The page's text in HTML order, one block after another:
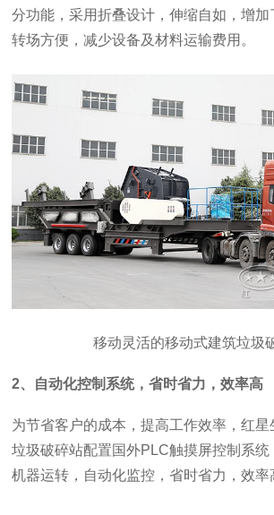
分功能，采用折叠设计，伸缩自如，增加
转场方便，减少设备及材料运输费用。
移动灵活的移动式建筑垃圾
2、自动化控制系统，省时省力，效率高
为节省客户的成本，提高工作效率，红
垃圾破碎站配置国外PLC触摸屏控制系统
机器运转，自动化监控，省时省力，效率